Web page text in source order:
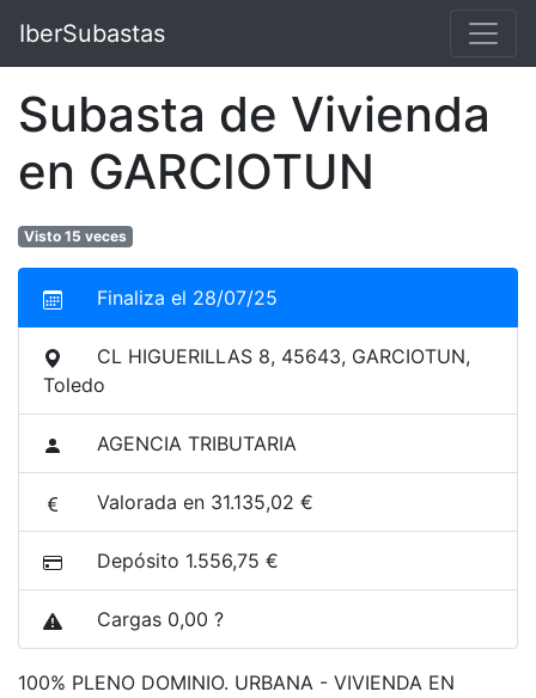
IberSubastas
Subasta de Vivienda
en GARCIOTUN
Visto 15 veces
Finaliza el 28/07/25
CL HIGUERILLAS 8, 45643, GARCIOTUN,
Toledo
AGENCIA TRIBUTARIA
Valorada en 31.135,02 €
Depósito 1.556,75 €
Cargas 0,00 ?
100% PLENO DOMINIO. URBANA - VIVIENDA EN